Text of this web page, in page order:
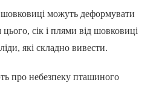
можуть деформувати
сік і плями від шовковиці
які складно вивести.
про небезпеку пташиного